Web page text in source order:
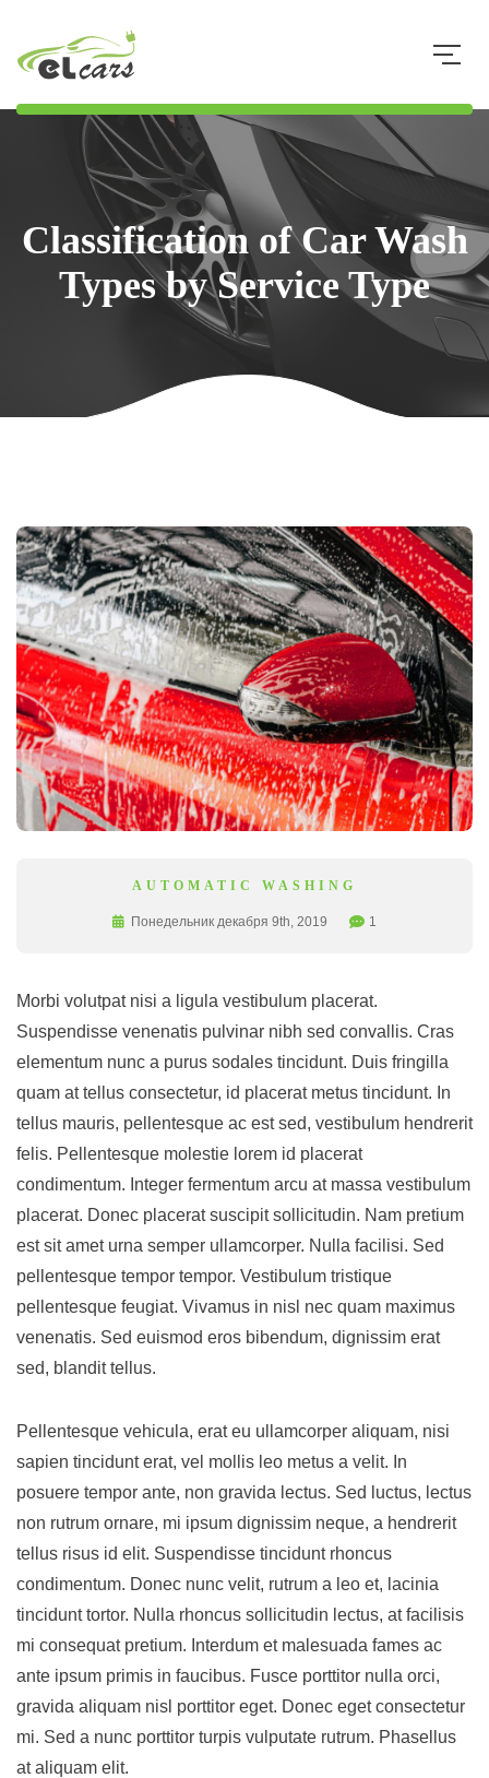
Classification of Car Wash
Types by Service Type
AUTOMATIC WASHING
Понедельник декабря 9th, 2019 1
Morbi volutpat nisi a ligula vestibulum placerat.
Suspendisse venenatis pulvinar nibh sed convallis. Cras
elementum nunc a purus sodales tincidunt. Duis fringilla
quam at tellus consectetur, id placerat metus tincidunt. In
tellus mauris, pellentesque ac est sed, vestibulum hendrerit
felis. Pellentesque molestie lorem id placerat
condimentum. Integer fermentum arcu at massa vestibulum
placerat. Donec placerat suscipit sollicitudin. Nam pretium
est sit amet urna semper ullamcorper. Nulla facilisi. Sed
pellentesque tempor tempor. Vestibulum tristique
pellentesque feugiat. Vivamus in nisl nec quam maximus
venenatis. Sed euismod eros bibendum, dignissim erat
sed, blandit tellus.
Pellentesque vehicula, erat eu ullamcorper aliquam, nisi
sapien tincidunt erat, vel mollis leo metus a velit. In
posuere tempor ante, non gravida lectus. Sed luctus, lectus
non rutrum ornare, mi ipsum dignissim neque, a hendrerit
tellus risus id elit. Suspendisse tincidunt rhoncus
condimentum. Donec nunc velit, rutrum a leo et, lacinia
tincidunt tortor. Nulla rhoncus sollicitudin lectus, at facilisis
mi consequat pretium. Interdum et malesuada fames ac
ante ipsum primis in faucibus. Fusce porttitor nulla orci,
gravida aliquam nisl porttitor eget. Donec eget consectetur
mi. Sed a nunc porttitor turpis vulputate rutrum. Phasellus
at aliquam elit.